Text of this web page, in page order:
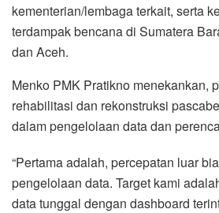
kementerian/lembaga terkait, serta
terdampak bencana di Sumatera
dan Aceh.
Menko PMK Pratikno menekankan,
rehabilitasi dan rekonstruksi
dalam pengelolaan data dan
“Pertama adalah, percepatan luar
pengelolaan data. Target kami
data tunggal dengan dashboard